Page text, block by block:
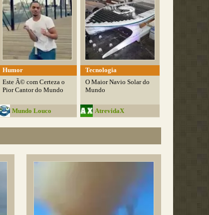
Humor
Este Ã© com Certeza o
Pior Cantor do Mundo
Mundo Louco
Tecnologia
O Maior Navio Solar do
Mundo
AtrevidaX